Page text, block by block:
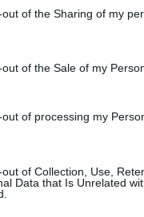
of the Sharing of my
of the Sale of my
of processing my
of Collection, Use,
Data that Is Unrelated